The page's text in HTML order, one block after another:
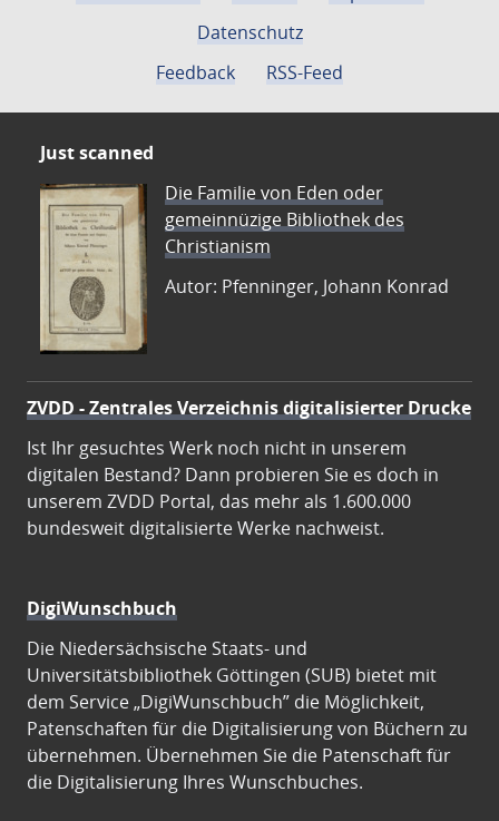
Datenschutz
Feedback
RSS-Feed
Just scanned
Die Familie von Eden oder
gemeinnüzige Bibliothek des
Christianism
Autor: Pfenninger, Johann Konrad
ZVDD - Zentrales Verzeichnis digitalisierter Drucke
Ist Ihr gesuchtes Werk noch nicht in unserem
digitalen Bestand? Dann probieren Sie es doch in
unserem ZVDD Portal, das mehr als 1.600.000
bundesweit digitalisierte Werke nachweist.
DigiWunschbuch
Die Niedersächsische Staats- und
Universitätsbibliothek Göttingen (SUB) bietet mit
dem Service „DigiWunschbuch” die Möglichkeit,
Patenschaften für die Digitalisierung von Büchern zu
übernehmen. Übernehmen Sie die Patenschaft für
die Digitalisierung Ihres Wunschbuches.